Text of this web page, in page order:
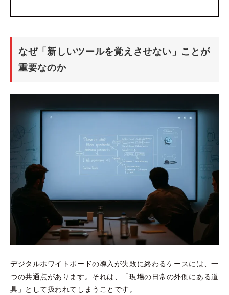
なぜ「新しいツールを覚えさせない」ことが
重要なのか
デジタルホワイトボードの導入が失敗に終わるケースには、一
つの共通点があります。それは、「現場の日常の外側にある道
具」として扱われてしまうことです。